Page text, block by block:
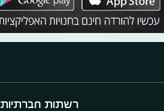
רשתות חברתיות